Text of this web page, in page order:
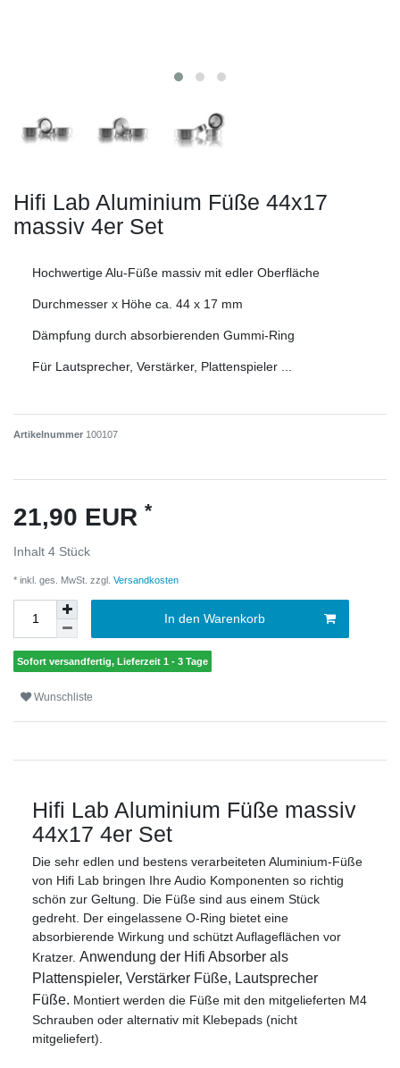
Hifi Lab Aluminium Füße 44x17
massiv 4er Set
Hochwertige Alu-Füße massiv mit edler Oberfläche
Durchmesser x Höhe ca. 44 x 17 mm
Dämpfung durch absorbierenden Gummi-Ring
Für Lautsprecher, Verstärker, Plattenspieler ...
Artikelnummer 100107
21,90 EUR *
Inhalt 4 Stück
* inkl. ges. MwSt. zzgl. Versandkosten
In den Warenkorb
Sofort versandfertig, Lieferzeit 1 - 3 Tage
Wunschliste
Hifi Lab Aluminium Füße massiv
44x17 4er Set
Die sehr edlen und bestens verarbeiteten Aluminium-Füße
von Hifi Lab bringen Ihre Audio Komponenten so richtig
schön zur Geltung. Die Füße sind aus einem Stück
gedreht. Der eingelassene O-Ring bietet eine
absorbierende Wirkung und schützt Auflageflächen vor
Kratzer. Anwendung der Hifi Absorber als
Plattenspieler, Verstärker Füße, Lautsprecher
Füße. Montiert werden die Füße mit den mitgelieferten M4
Schrauben oder alternativ mit Klebepads (nicht
mitgeliefert).